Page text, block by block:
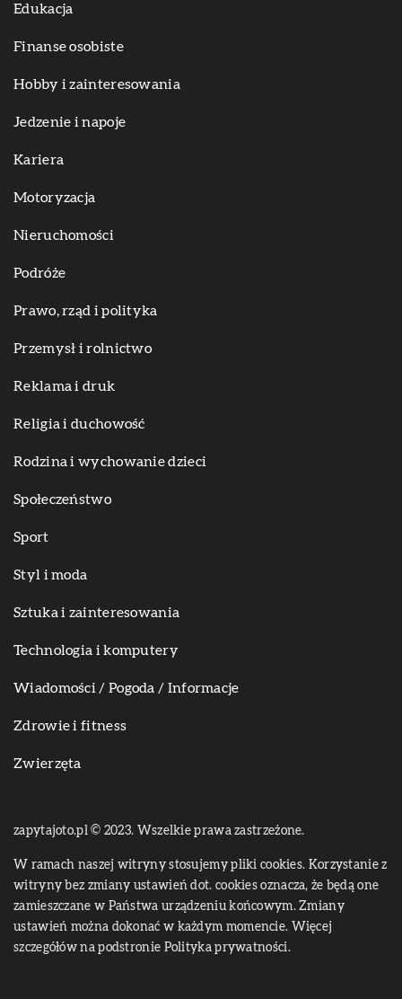
Edukacja
Finanse osobiste
Hobby i zainteresowania
Jedzenie i napoje
Kariera
Motoryzacja
Nieruchomości
Podróże
Prawo, rząd i polityka
Przemysł i rolnictwo
Reklama i druk
Religia i duchowość
Rodzina i wychowanie dzieci
Społeczeństwo
Sport
Styl i moda
Sztuka i zainteresowania
Technologia i komputery
Wiadomości / Pogoda / Informacje
Zdrowie i fitness
Zwierzęta
zapytajoto.pl © 2023. Wszelkie prawa zastrzeżone.
W ramach naszej witryny stosujemy pliki cookies. Korzystanie z
witryny bez zmiany ustawień dot. cookies oznacza, że będą one
zamieszczane w Państwa urządzeniu końcowym. Zmiany
ustawień można dokonać w każdym momencie. Więcej
szczegółów na podstronie Polityka prywatności.